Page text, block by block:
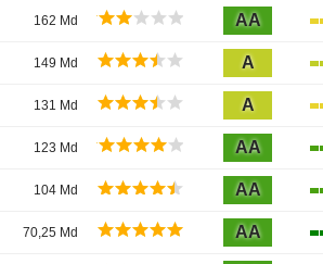
162 Md AA
149 Md A
131 Md A
123 Md AA
104 Md AA
70,25 Md AA